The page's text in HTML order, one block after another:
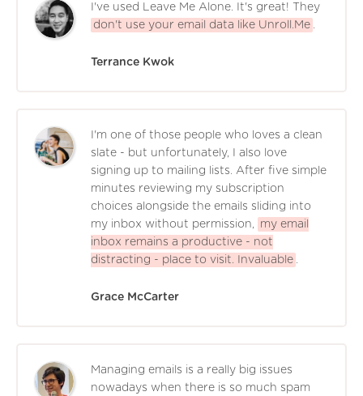
I've used Leave Me Alone. It's great! They
don't use your email data like Unroll.Me .
Terrance Kwok
I'm one of those people who loves a clean
slate - but unfortunately, I also love
signing up to mailing lists. After five simple
minutes reviewing my subscription
choices alongside the emails sliding into
my inbox without permission,
my email
inbox remains a productive - not
distracting - place to visit. Invaluable .
Grace McCarter
Managing emails is a really big issues
nowadays when there is so much spam